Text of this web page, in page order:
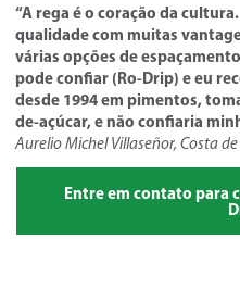
“A rega é o coração da
qualidade com muitas
várias opções de
pode confiar (Ro-Drip) e eu
desde 1994 em pimentos,
de-açúcar, e não confiaria
Aurelio Michel Villaseñor, Costa
Entre em contato para